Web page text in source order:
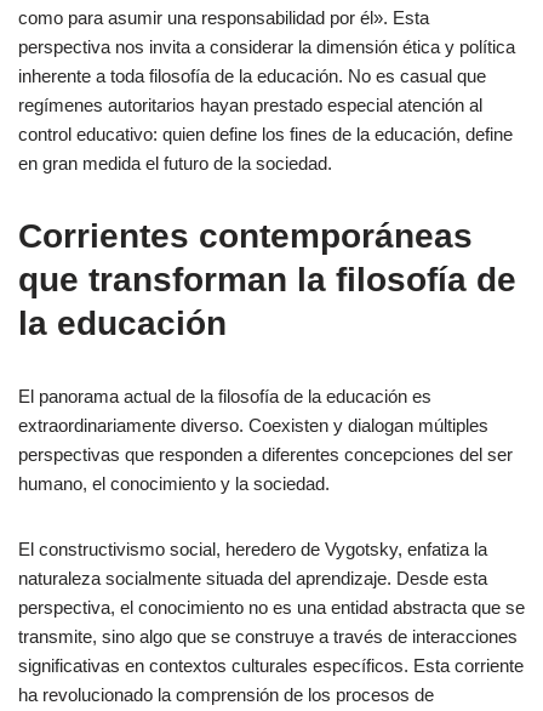
como para asumir una responsabilidad por él». Esta
perspectiva nos invita a considerar la dimensión ética y política
inherente a toda filosofía de la educación. No es casual que
regímenes autoritarios hayan prestado especial atención al
control educativo: quien define los fines de la educación, define
en gran medida el futuro de la sociedad.
Corrientes contemporáneas
que transforman la filosofía de
la educación
El panorama actual de la filosofía de la educación es
extraordinariamente diverso. Coexisten y dialogan múltiples
perspectivas que responden a diferentes concepciones del ser
humano, el conocimiento y la sociedad.
El constructivismo social, heredero de Vygotsky, enfatiza la
naturaleza socialmente situada del aprendizaje. Desde esta
perspectiva, el conocimiento no es una entidad abstracta que se
transmite, sino algo que se construye a través de interacciones
significativas en contextos culturales específicos. Esta corriente
ha revolucionado la comprensión de los procesos de